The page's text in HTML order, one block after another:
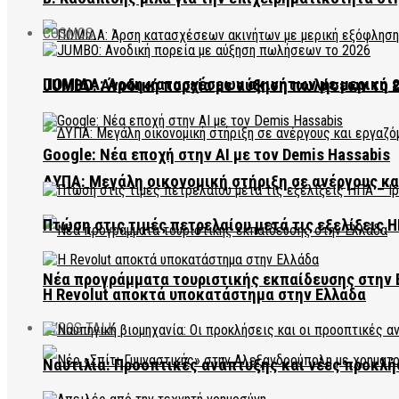
ΠΟΜΙΔΑ: Άρση κατασχέσεων ακινήτων με μερική
ΔΥΠΑ: Μεγάλη οικονομική στήριξη σε ανέργους
Νέα προγράμματα τουριστικής εκπαίδευσης στην
EVROS TALK
COSMOS
JUMBO: Ανοδική πορεία με αύξηση πωλήσεων το
Google: Νέα εποχή στην AI με τον Demis Hassabis
Πτώση στις τιμές πετρελαίου μετά τις εξελίξεις
Η Revolut αποκτά υποκατάστημα στην Ελλάδα
Ναυτιλία: Προοπτικές ανάπτυξης και νέες